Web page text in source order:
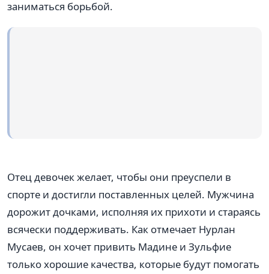
заниматься борьбой.
Отец девочек желает, чтобы они преуспели в
спорте и достигли поставленных целей. Мужчина
дорожит дочками, исполняя их прихоти и стараясь
всячески поддерживать. Как отмечает Нурлан
Мусаев, он хочет привить Мадине и Зульфие
только хорошие качества, которые будут помогать